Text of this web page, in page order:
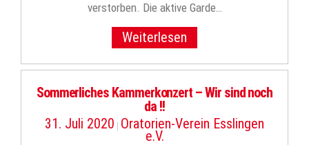
verstorben. Die aktive Garde…
Weiterlesen
Sommerliches Kammerkonzert – Wir sind noch
da !!
31. Juli 2020 | Oratorien-Verein Esslingen
e.V.